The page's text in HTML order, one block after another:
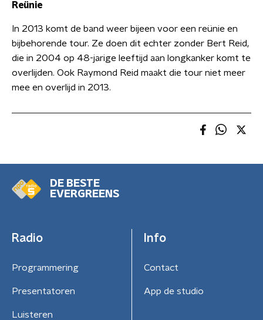
Reünie
In 2013 komt de band weer bijeen voor een reünie en
bijbehorende tour. Ze doen dit echter zonder Bert Reid,
die in 2004 op 48-jarige leeftijd aan longkanker komt te
overlijden. Ook Raymond Reid maakt die tour niet meer
mee en overlijd in 2013.
DE BESTE
EVERGREENS
Radio
Programmering
Presentatoren
Luisteren
Info
Contact
App de studio